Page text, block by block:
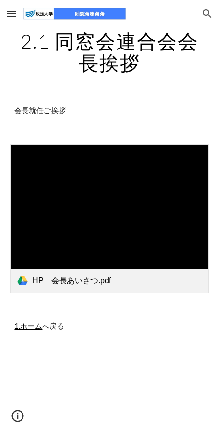
Skip to main content Skip to navigation
2.1 同窓会連合会会
長挨拶
会長就任ご挨拶
HP 会長あいさつ.pdf
1.ホームへ戻る